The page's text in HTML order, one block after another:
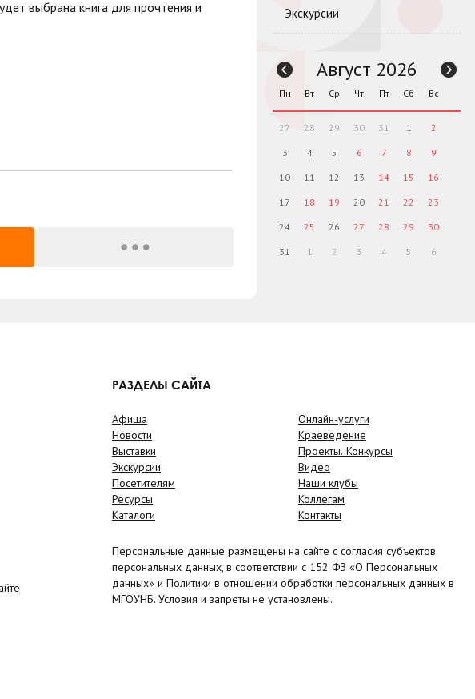
выбрана книга для прочтения и
Экскурсии
Август 2026
Пн Вт Ср Чт Пт Сб Вс
27 28 29 30 31 1 2
3 4 5 6 7 8 9
10 11 12 13 14 15 16
17 18 19 20 21 22 23
24 25 26 27 28 29 30
31 1 2 3 4 5 6
РАЗДЕЛЫ САЙТА
Афиша
Новости
Выставки
Экскурсии
Посетителям
Ресурсы
Каталоги
Онлайн-услуги
Краеведение
Проекты. Конкурсы
Видео
Наши клубы
Коллегам
Контакты
Персональные данные размещены на сайте с согласия субъектов
персональных данных, в соответствии с 152 ФЗ «О Персональных
данных» и Политики в отношении обработки персональных данных в
МГОУНБ. Условия и запреты не установлены.